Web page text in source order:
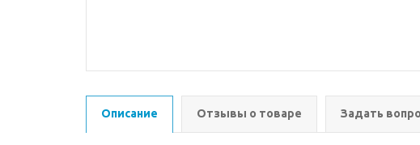
Описание Отзывы о товаре Задать